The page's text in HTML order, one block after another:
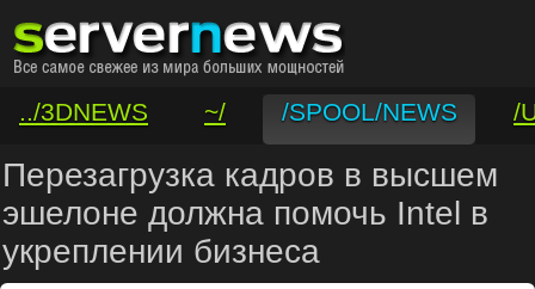
../3DNEWS ~/ /SPOOL/NEWS
/
/VAR/CONTACT
Перезагрузка кадров в высшем
эшелоне должна помочь Intel в
укреплении бизнеса